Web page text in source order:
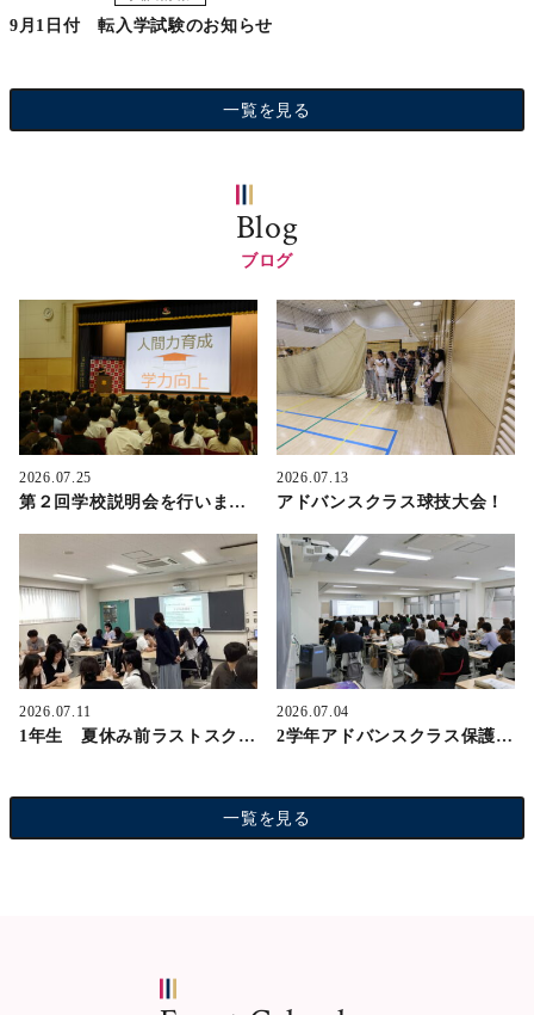
9月1日付 転入学試験のお知らせ
一覧を見る
Blog
ブログ
2026.07.25
第２回学校説明会を行いました！
2026.07.13
アドバンスクラス球技大会！
2026.07.11
1年生 夏休み前ラストスクーリング！
2026.07.04
2学年アドバンスクラス保護者会
一覧を見る